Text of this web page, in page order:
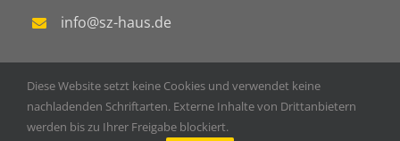
info@sz-haus.de
Copyright 2020 SZ-Haus GmbH & Co. KG | Powered by
Diese Website setzt keine Cookies und verwendet keine
nachladenden Schriftarten. Externe Inhalte von Drittanbietern
werden bis zu Ihrer Freigabe blockiert.